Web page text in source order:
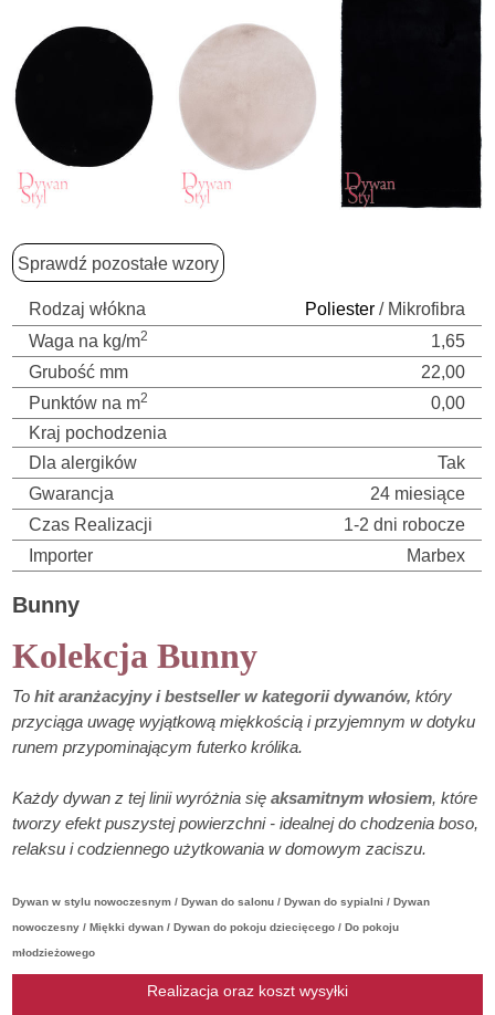
Sprawdź pozostałe wzory
Rodzaj włókna Poliester / Mikrofibra
Waga na kg/m2
1,65
Grubość mm
22,00
Punktów na m2
0,00
Kraj pochodzenia
Dla alergików
Tak
Gwarancja
24 miesiące
Czas Realizacji
1-2 dni robocze
Importer
Marbex
Bunny
Kolekcja Bunny
Tohit aranżacyjny i bestseller w kategorii dywanów, który
przyciąga uwagę wyjątkową miękkością i przyjemnym w dotyku
runem przypominającym futerko królika.
Każdy dywan z tej linii wyróżnia sięaksamitnym włosiem, które
tworzy efekt puszystej powierzchni - idealnej do chodzenia boso,
relaksu i codziennego użytkowania w domowym zaciszu.
Dywan w stylu nowoczesnym / Dywan do salonu / Dywan do sypialni / Dywan
nowoczesny / Miękki dywan / Dywan do pokoju dziecięcego / Do pokoju
młodzieżowego
Realizacja oraz koszt wysyłki